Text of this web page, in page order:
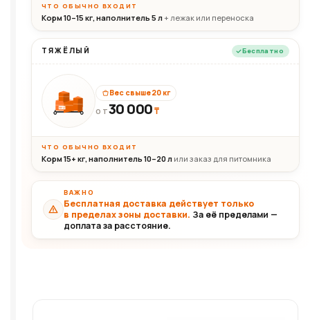
ЧТО ОБЫЧНО ВХОДИТ
Корм 10–15 кг, наполнитель 5 л+ лежак или переноска
ТЯЖЁЛЫЙ Бесплатно
30+кг
Вес свыше 20 кг
ОТ30 000₸
ЧТО ОБЫЧНО ВХОДИТ
Корм 15+ кг, наполнитель 10–20 л или заказ для питомника
ВАЖНО
Бесплатная доставка действует только
в пределах зоны доставки. За её пределами —
доплата за расстояние.